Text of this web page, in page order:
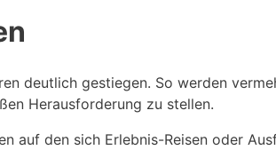
deutlich gestiegen. So werden
Herausforderung zu stellen.
auf den sich Erlebnis-Reisen oder